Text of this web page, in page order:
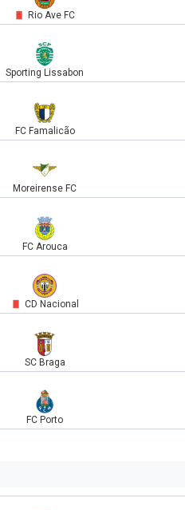
Rio Ave FC
Sporting Lissabon
FC Famalicão
Moreirense FC
FC Arouca
CD Nacional
SC Braga
FC Porto